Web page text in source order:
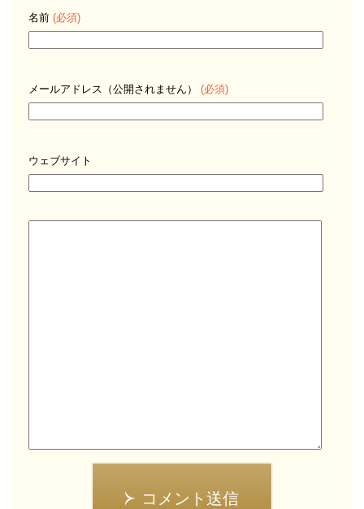
名前 (必須)
メールアドレス（公開されません） (必須)
ウェブサイト
コメント送信